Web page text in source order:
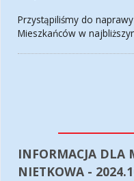
Przystąpiliśmy do
Mieszkańców w
INFORMACJA DLA
NIETKOWA -